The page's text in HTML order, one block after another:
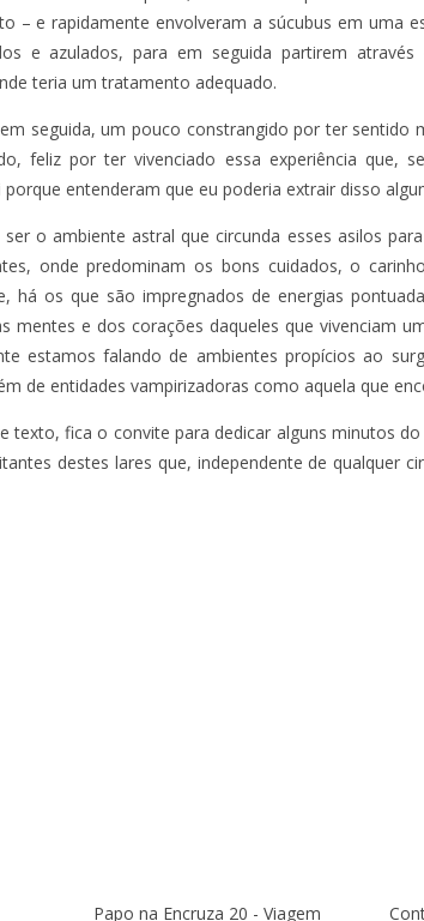
– e rapidamente envolveram a súcubus em uma
e azulados, para em seguida partirem
teria um tratamento adequado.
seguida, um pouco constrangido por ter sentido
feliz por ter vivenciado essa experiência que,
entenderam que eu poderia extrair disso
o ambiente astral que circunda esses asilos
onde predominam os bons cuidados, o
há os que são impregnados de energias
mentes e dos corações daqueles que vivenciam
estamos falando de ambientes propícios ao
de entidades vampirizadoras como aquela que
texto, fica o convite para dedicar alguns minutos
destes lares que, independente de qualquer
Papo na Encruza 20 - Viagem